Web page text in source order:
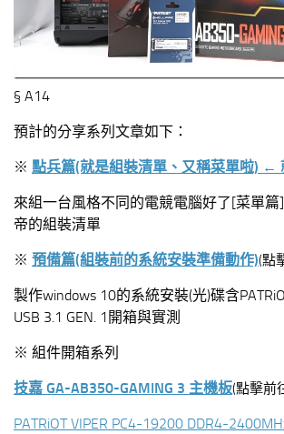
§ A14
預計的分享系列文章如下：
※ 點兵篇(就是組裝清單、又稱菜單啦) ←
來組一台風格不同的電競電腦好了[菜單篇
帝的組裝清單
※ 預備篇(組裝前的系統安裝準備動作)(點
製作windows 10的系統安裝(光)碟含
USB 3.1 GEN. 1開箱與實測
※ 組件開箱系列
技嘉 GA-AB350-GAMING 3 主機板(點擊前
PATRiOT VIPER PC4-19200 DDR4-